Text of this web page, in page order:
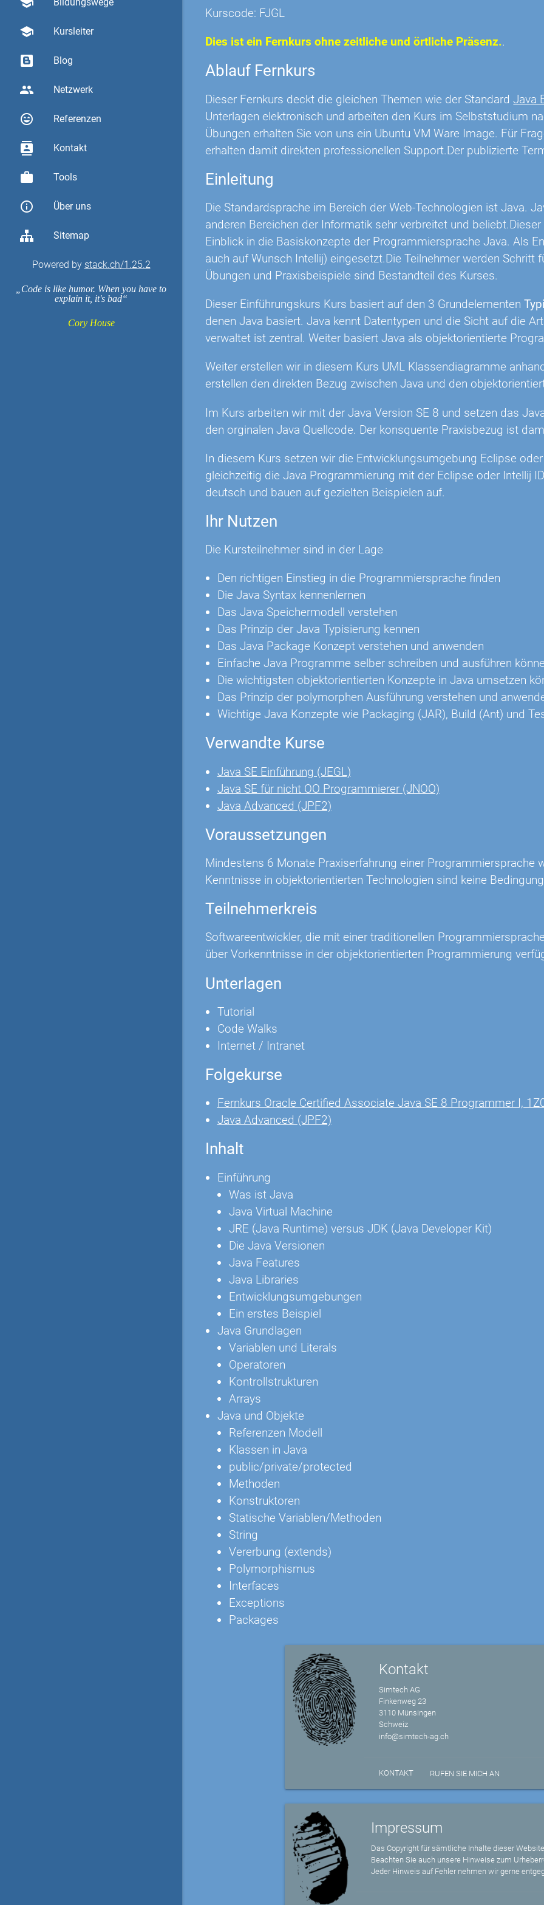
school Kursleiter
Blog
group Netzwerk
sentiment_very_satisfied Referenzen
contacts Kontakt
work Tools
info_outline Über uns
Sitemap
Powered by stack.ch/1.25.2
Code is like humor. When you have to
explain it, it's bad
Cory House
Kurscode: FJGL
Dies ist ein Fernkurs ohne zeitliche und örtliche Präsenz..
Ablauf Fernkurs
Dieser Fernkurs deckt die gleichen Themen wie der StandardJava
Unterlagen elektronisch und arbeiten den Kurs im Selbststudium
Übungen erhalten Sie von uns ein Ubuntu VM Ware Image. Für
erhalten damit direkten professionellen Support.Der publizierte
Einleitung
Die Standardsprache im Bereich der Web-Technologien ist Java.
anderen Bereichen der Informatik sehr verbreitet und
Einblick in die Basiskonzepte der Programmiersprache Java. Als
auch auf Wunsch Intellij) eingesetzt.Die Teilnehmer werden Schritt
Übungen und Praxisbeispiele sind Bestandteil des Kurses.
Dieser Einführungskurs Kurs basiert auf den 3 Grundelementen
denen Java basiert. Java kennt Datentypen und die Sicht auf die
verwaltet ist zentral. Weiter basiert Java als objektorientierte
Weiter erstellen wir in diesem Kurs UML Klassendiagramme
erstellen den direkten Bezug zwischen Java und den
Im Kurs arbeiten wir mit der Java Version SE 8 und setzen das
den orginalen Java Quellcode. Der konsquente Praxisbezug ist
In diesem Kurs setzen wir die Entwicklungsumgebung Eclipse
gleichzeitig die Java Programmierung mit der Eclipse oder Intellij
deutsch und bauen auf gezielten Beispielen auf.
Ihr Nutzen
Die Kursteilnehmer sind in der Lage
Den richtigen Einstieg in die Programmiersprache finden
Die Java Syntax kennenlernen
Das Java Speichermodell verstehen
Das Prinzip der Java Typisierung kennen
Das Java Package Konzept verstehen und anwenden
Einfache Java Programme selber schreiben und ausführen
Die wichtigsten objektorientierten Konzepte in Java umsetzen
Das Prinzip der polymorphen Ausführung verstehen und
Wichtige Java Konzepte wie Packaging (JAR), Build (Ant) und
Verwandte Kurse
Java SE Einführung (JEGL)
Java SE für nicht OO Programmierer (JNOO)
Java Advanced (JPF2)
Voraussetzungen
Mindestens 6 Monate Praxiserfahrung einer Programmiersprache
Kenntnisse in objektorientierten Technologien sind keine
Teilnehmerkreis
Softwareentwickler, die mit einer traditionellen
über Vorkenntnisse in der objektorientierten Programmierung
Unterlagen
Tutorial
Code Walks
Internet / Intranet
Folgekurse
Fernkurs Oracle Certified Associate Java SE 8 Programmer I,
Java Advanced (JPF2)
Inhalt
Einführung
Was ist Java
Java Virtual Machine
JRE (Java Runtime) versus JDK (Java Developer Kit)
Die Java Versionen
Java Features
Java Libraries
Entwicklungsumgebungen
Ein erstes Beispiel
Java Grundlagen
Variablen und Literals
Operatoren
Kontrollstrukturen
Arrays
Java und Objekte
Referenzen Modell
Klassen in Java
public/private/protected
Methoden
Konstruktoren
Statische Variablen/Methoden
String
Vererbung (extends)
Polymorphismus
Interfaces
Exceptions
Packages
Kontakt
Simtech AG
Finkenweg 23
3110 Münsingen
Schweiz
info@simtech-ag.ch
KONTAKT RUFEN SIE MICH AN
Impressum
Das Copyright für sämtliche Inhalte dieser
Beachten Sie auch unsere Hinweise zum
Jeder Hinweis auf Fehler nehmen wir gerne